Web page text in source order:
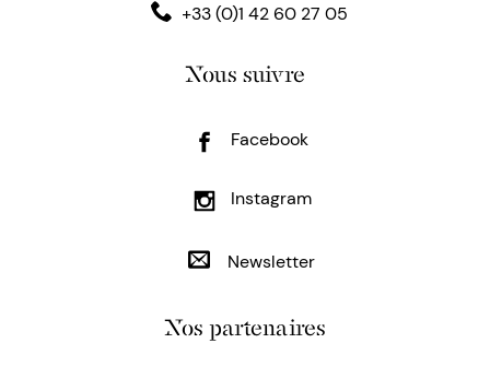
+33 (0)1 42 60 27 05
Nous suivre
Facebook
Instagram
Newsletter
Nos partenaires